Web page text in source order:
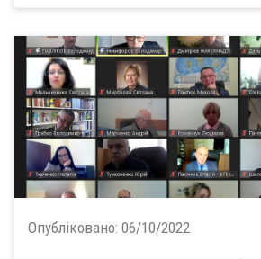
Опубліковано: 06/10/2022